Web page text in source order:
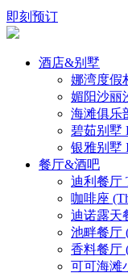
即刻预订
酒店&别墅
娜湾度假
媚阳沙丽
海滩俱乐
碧茹别墅
银雅别墅
餐厅&酒吧
迪利餐厅
咖啡座
迪诺露天
池畔餐厅
香料餐厅
可可海滩